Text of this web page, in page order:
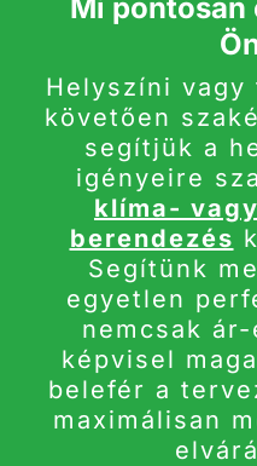
Mi pontosan
Helyszíni vagy
követően
segítjük a
igényeire
klíma-
berendezés
Segítünk
egyetlen
nemcsak
képvisel
belefér a
maximálisan